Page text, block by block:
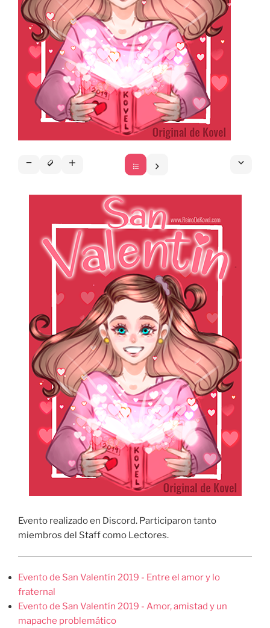
Evento realizado en Discord. Participaron tanto
miembros del Staff como Lectores.
Evento de San Valentín 2019 - Entre el amor y lo
fraternal
Evento de San Valentín 2019 - Amor, amistad y un
mapache problemático